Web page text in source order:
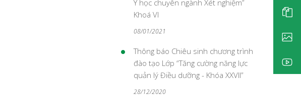
Y học chuyên ngành Xét nghiệm”
Khoá VI
08/01/2021
Thông báo Chiêu sinh chương trình
đào tạo Lớp “Tăng cường năng lực
quản lý Điều dưỡng - Khóa XXVII”
28/12/2020